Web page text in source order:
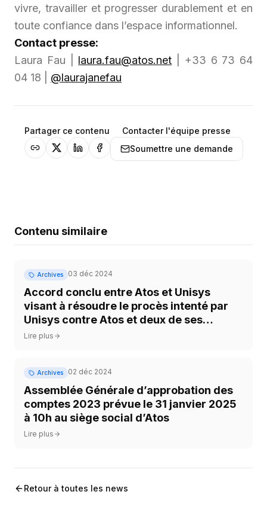
vivre, travailler et progresser durablement et en
toute confiance dans l’espace informationnel.
Contact presse:
Laura Fau | laura.fau@atos.net | +33 6 73 64
04 18 | @laurajanefau
Partager ce contenu
Contacter l'équipe presse
Soumettre une demande
Contenu similaire
Archives 03 déc 2024
Accord conclu entre Atos et Unisys
visant à résoudre le procès intenté par
Unisys contre Atos et deux de ses
employés
Lire plus
Archives 02 déc 2024
Assemblée Générale d’approbation des
comptes 2023 prévue le 31 janvier 2025
à 10h au siège social d’Atos
Lire plus
Retour à toutes les news